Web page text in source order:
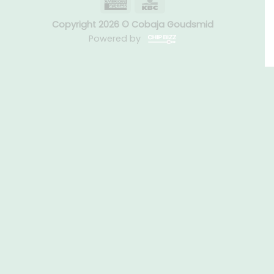
Copyright 2026 © Cobaja Goudsmid
Powered by